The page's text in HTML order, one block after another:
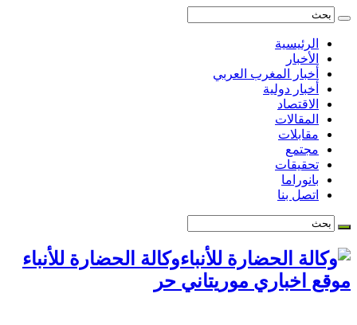
الرئيسية
الأخبار
أخبار المغرب العربي
أخبار دولية
الاقتصاد
المقالات
مقابلات
مجتمع
تحقيقات
بانوراما
اتصل بنا
وكالة الحضارة للأنباء
موقع اخباري موريتاني حر